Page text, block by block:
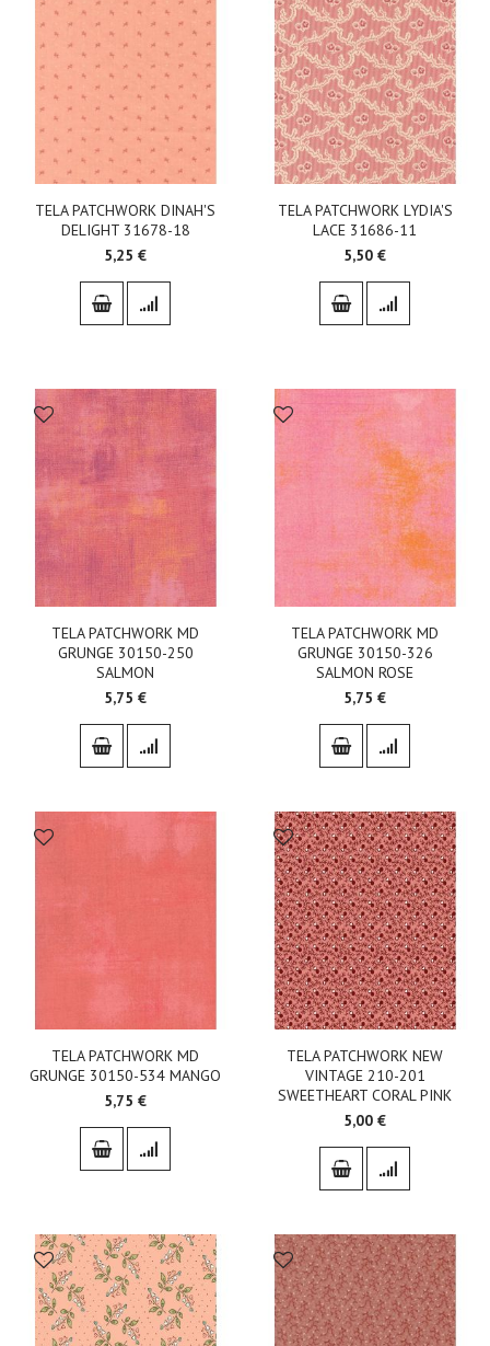
TELA PATCHWORK DINAH'S
DELIGHT 31678-18
5,25 €
TELA PATCHWORK LYDIA'S
LACE 31686-11
5,50 €
TELA PATCHWORK MD
GRUNGE 30150-250
SALMON
5,75 €
TELA PATCHWORK MD
GRUNGE 30150-326
SALMON ROSE
5,75 €
TELA PATCHWORK MD
GRUNGE 30150-534 MANGO
5,75 €
TELA PATCHWORK NEW
VINTAGE 210-201
SWEETHEART CORAL PINK
5,00 €